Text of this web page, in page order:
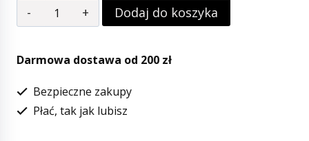
ilość
Elodie
Details
Śliniaczek
-
Dodaj do koszyka
Darmowa dostawa od 200 zł
Bezpieczne zakupy
Płać, tak jak lubisz